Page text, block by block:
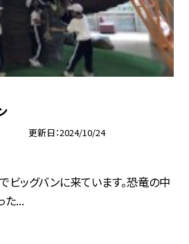
更新日 2024/10/24
ビッグバンに来ています。恐竜の中
た...